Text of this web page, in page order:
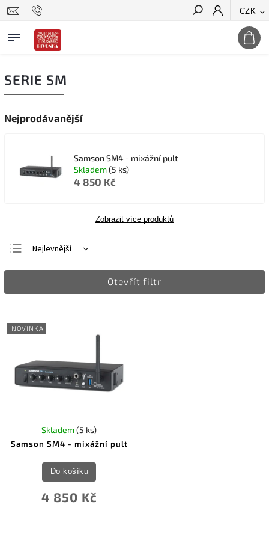
CZK
Hledat
SERIE SM
Nejprodávanější
Samson SM4 - mixážní pult
Skladem(5 ks)
4 850 Kč
Zobrazit více produktů
Nejlevnější
Nejdražší
Otevřít filtr
NOVINKA
Samson SM4 - mixážní pult
Skladem(5 ks)
4 850 Kč
Do košíku